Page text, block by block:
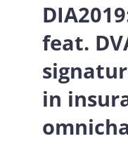
feat.
in